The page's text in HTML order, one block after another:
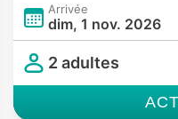
Arrivée
dim, 1 nov. 2026
2 adultes